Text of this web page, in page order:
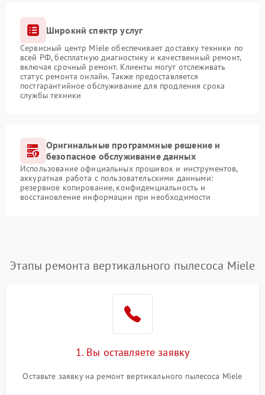
Широкий спектр услуг
Сервисный центр Miele обеспечивает доставку техники по
всей РФ, бесплатную диагностику и качественный ремонт,
включая срочный ремонт. Клиенты могут отслеживать
статус ремонта онлайн. Также предоставляется
постгарантийное обслуживание для продления срока
службы техники
Оригинальные программные решение и
безопасное обслуживание данных
Использование официальных прошивок и инструментов,
аккуратная работа с пользовательскими данными:
резервное копирование, конфиденциальность и
восстановление информации при необходимости
Этапы ремонта вертикального пылесоса Miele
1. Вы оставляете заявку
Оставьте заявку на ремонт вертикального пылесоса Miele